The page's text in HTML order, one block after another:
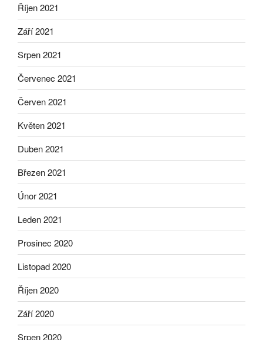
Říjen 2021
Září 2021
Srpen 2021
Červenec 2021
Červen 2021
Květen 2021
Duben 2021
Březen 2021
Únor 2021
Leden 2021
Prosinec 2020
Listopad 2020
Říjen 2020
Září 2020
Srpen 2020